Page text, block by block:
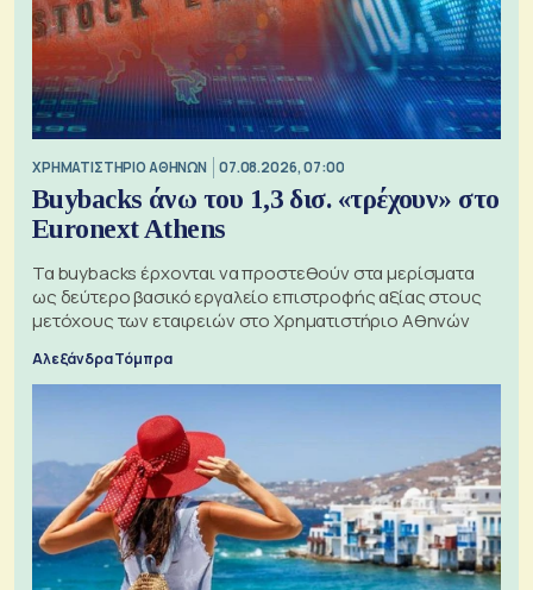
XΡΗΜΑΤΙΣΤΗΡΙΟ ΑΘΗΝΩΝ 07.08.2026, 07:00
Buybacks άνω του 1,3 δισ. «τρέχουν» στο
Euronext Athens
Τα buybacks έρχονται να προστεθούν στα μερίσματα
ως δεύτερο βασικό εργαλείο επιστροφής αξίας στους
μετόχους των εταιρειών στο Χρηματιστήριο Αθηνών
Αλεξάνδρα Τόμπρα